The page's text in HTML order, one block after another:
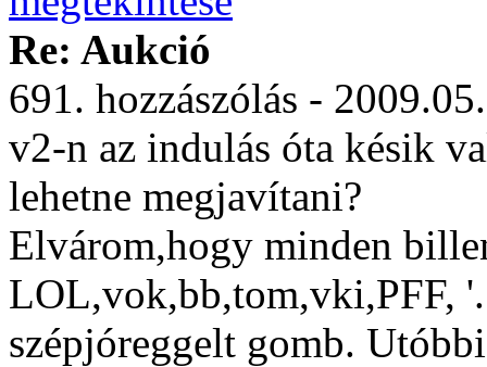
Re: Aukció
691. hozzászólás -
v2-n az indulás óta késik
lehetne megjavítani?
Elvárom,hogy minden
LOL,vok,bb,tom,vki,PFF,
szépjóreggelt gomb.